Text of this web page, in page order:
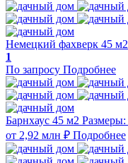
Немецкий фахверк 45 м2
1
По запросу Подробнее
Барнхаус 45 м2 Размеры:
от 2,92 млн ₽ Подробнее